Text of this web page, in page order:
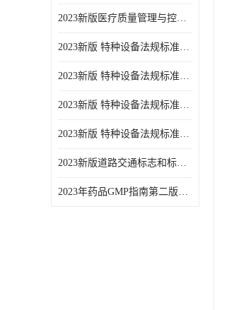
2023新版医疗质量管理与控制指标汇编5.0版
2023新版 特种设备法规标准手册 机电类标准客运索道卷
2023新版 特种设备法规标准手册 机电类标准游乐设施卷
2023新版 特种设备法规标准手册 安全技术规范卷共三本
2023新版 特种设备法规标准手册 机电类标准电梯卷 共两本
2023新版道路交通标志和标线手册
2023年药品GMP指南第二版全6册